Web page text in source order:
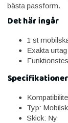
bästa passform.
Det här ingår
1 st
Exakta
Specifikationer
Typ:
Skick: Ny